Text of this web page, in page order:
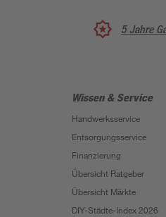
5 Jahre
Wissen & Service
Handwerksservice
Entsorgungsservice
Finanzierung
Übersicht Ratgeber
Übersicht Märkte
DIY-Städte-Index 2026